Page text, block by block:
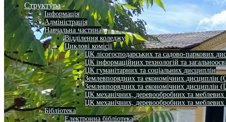
Структура
Інформація
Адміністрація
Навчальна частина
Відділення коледжу
Циклові комісії
ЦК лісогосподарських та садово-паркових
ЦК інформаційних технологій та
ЦК гуманітарних та соціальних дисциплін
Землевпорядних та економічних дисциплін
Землевпорядних та економічних дисциплін
ЦК механічних, деревообробних та
ЦК механічних, деревообробних та
Бібліотека
Електронна бібліотека